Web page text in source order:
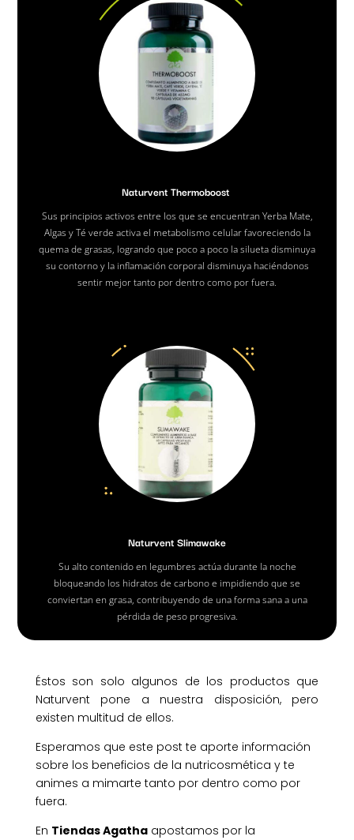
Naturvent Thermoboost
Sus principios activos entre los que se encuentran Yerba Mate,
Algas y Té verde activa el metabolismo celular favoreciendo la
quema de grasas, logrando que poco a poco la silueta disminuya
su contorno y la inflamación corporal disminuya haciéndonos
sentir mejor tanto por dentro como por fuera.
Naturvent Slimawake
Su alto contenido en legumbres actúa durante la noche
bloqueando los hidratos de carbono e impidiendo que se
conviertan en grasa, contribuyendo de una forma sana a una
pérdida de peso progresiva.
Éstos son solo algunos de los productos que
Naturvent pone a nuestra disposición, pero
existen multitud de ellos.
Esperamos que este post te aporte información
sobre los beneficios de la nutricosmética y te
animes a mimarte tanto por dentro como por
fuera.
En Tiendas Agathaapostamos por la